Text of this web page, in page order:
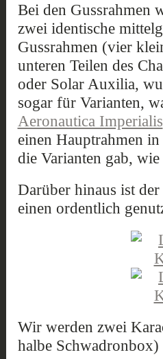
Bei den Gussrahmen
zwei identische
Gussrahmen (vier
unteren Teilen des
oder Solar Auxilia,
sogar für Varianten,
Aeronautica Imperialis
einen Hauptrahmen
die Varianten gab, wie
Darüber hinaus ist
einen ordentlich
Wir werden zwei
halbe Schwadronbox)